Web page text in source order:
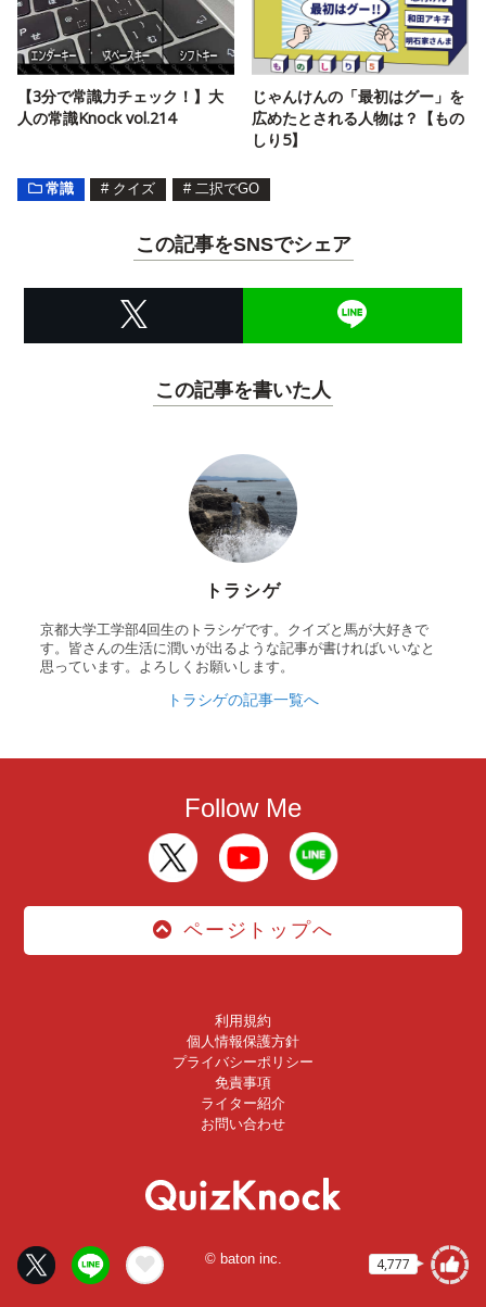
4,777
【3分で常識力チェック！】大
人の常識Knock vol.214
じゃんけんの「最初はグー」を
広めたとされる人物は？【もの
しり5】
常識 # クイズ # 二択でGO
この記事をSNSでシェア
この記事を書いた人
トラシゲ
京都大学工学部4回生のトラシゲです。クイズと馬が大好きで
す。皆さんの生活に潤いが出るような記事が書ければいいなと
思っています。よろしくお願いします。
トラシゲの記事一覧へ
Follow Me
ページトップへ
利用規約
個人情報保護方針
プライバシーポリシー
免責事項
ライター紹介
お問い合わせ
© baton inc.